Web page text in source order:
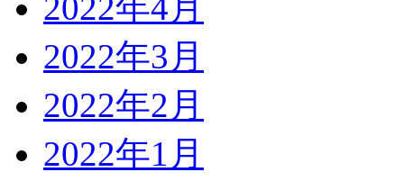
2022年3月
2022年2月
2022年1月